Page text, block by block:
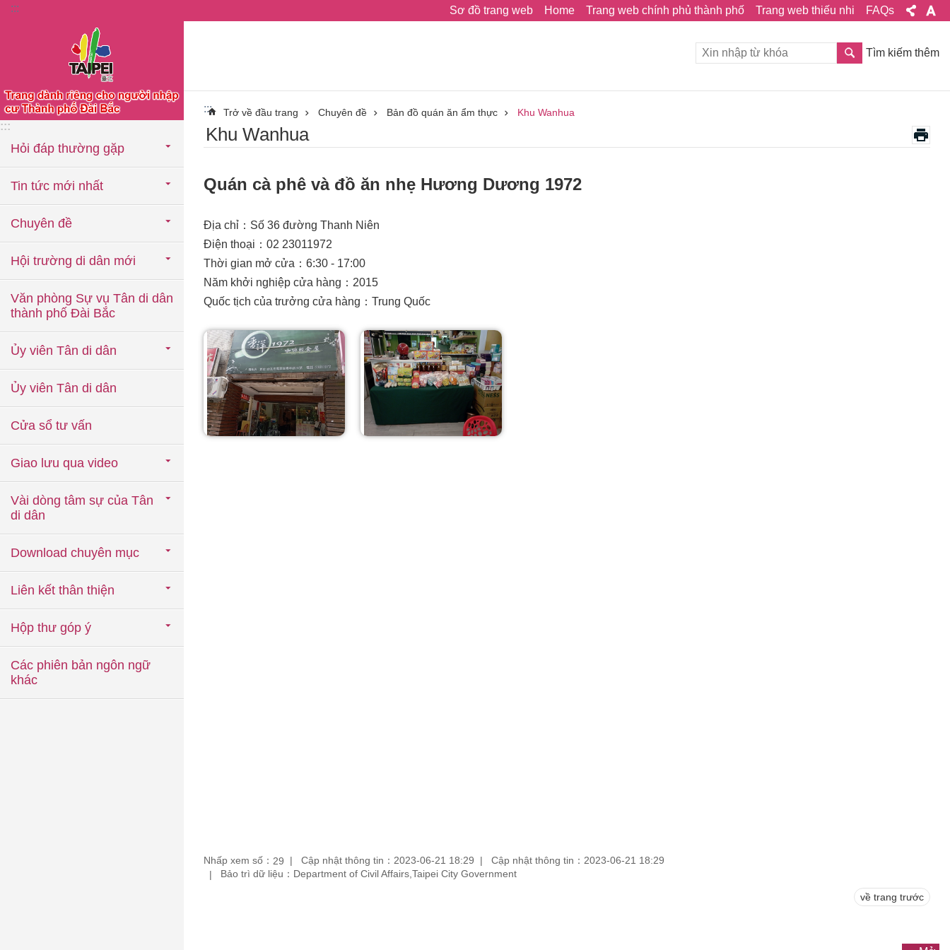
Chuyển đến khối nội dung chính
::: Sơ đồ trang web Home Trang web chính phủ thành phố Trang web thiếu nhi FAQs
:::
Hỏi đáp thường gặp
Tin tức mới nhất
Chuyên đề
Hội trường di dân mới
Văn phòng Sự vụ Tân di dân
thành phố Đài Bắc
Ủy viên Tân di dân
Ủy viên Tân di dân
Cửa sổ tư vấn
Giao lưu qua video
Vài dòng tâm sự của Tân
di dân
Download chuyên mục
Liên kết thân thiện
Hộp thư góp ý
Các phiên bản ngôn ngữ
khác
Tìm kiếm thêm
::: Trở về đầu trang Chuyên đề Bản đồ quán ăn ẩm thực Khu Wanhua
Khu Wanhua
Quán cà phê và đồ ăn nhẹ Hương Dương 1972
Địa chỉ：Số 36 đường Thanh Niên
Điện thoại：02 23011972
Thời gian mở cửa：6:30 - 17:00
Năm khởi nghiệp cửa hàng：2015
Quốc tịch của trưởng cửa hàng：Trung Quốc
Nhấp xem số： 29 Cập nhật thông tin：2023-06-21 18:29
Cập nhật thông tin：2023-06-21 18:29
Bảo trì dữ liệu：Department of Civil Affairs,Taipei City Government
về trang trước